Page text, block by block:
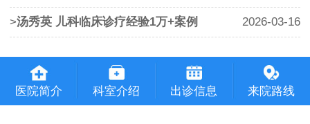
>汤秀英 儿科临床诊疗经验1万+案例 2026-03-16
医院简介 科室介绍 出诊信息 来院路线